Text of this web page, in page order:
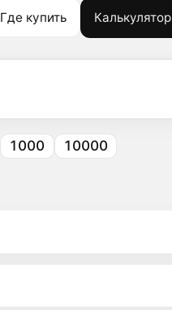
Где купить Калькулятор
1000 10000